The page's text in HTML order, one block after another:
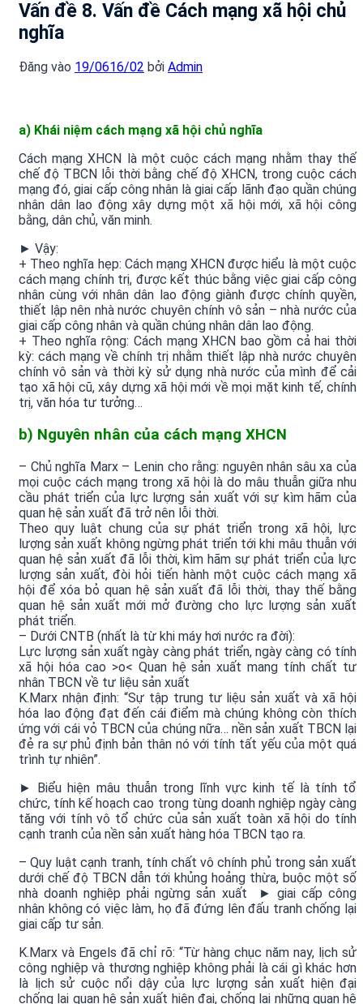
Vấn đề 8. Vấn đề Cách mạng xã hội chủ
nghĩa
Đăng vào 19/0616/02 bởi Admin
a) Khái niệm cách mạng xã hội chủ nghĩa
Cách mạng XHCN là một cuộc cách mạng nhằm thay thế
chế độ TBCN lỗi thời bằng chế độ XHCN, trong cuộc cách
mạng đó, giai cấp công nhân là giai cấp lãnh đạo quần chúng
nhân dân lao động xây dựng một xã hội mới, xã hội công
bằng, dân chủ, văn minh.
► Vậy:
+ Theo nghĩa hẹp: Cách mạng XHCN được hiểu là một cuộc
cách mạng chính trị, được kết thúc bằng việc giai cấp công
nhân cùng với nhân dân lao động giành được chính quyền,
thiết lập nên nhà nước chuyên chính vô sản – nhà nước của
giai cấp công nhân và quần chúng nhân dân lao động.
+ Theo nghĩa rộng: Cách mạng XHCN bao gồm cả hai thời
kỳ: cách mạng về chính trị nhằm thiết lập nhà nước chuyên
chính vô sản và thời kỳ sử dụng nhà nước của mình để cải
tạo xã hội cũ, xây dựng xã hội mới về mọi mặt kinh tế, chính
trị, văn hóa tư tưởng…
b) Nguyên nhân của cách mạng XHCN
– Chủ nghĩa Marx – Lenin cho rằng: nguyên nhân sâu xa của
mọi cuộc cách mạng trong xã hội là do mâu thuẫn giữa nhu
cầu phát triển của lực lượng sản xuất với sự kìm hãm của
quan hệ sản xuất đã trở nên lỗi thời.
Theo quy luật chung của sự phát triển trong xã hội, lực
lượng sản xuất không ngừng phát triển tới khi mâu thuẫn với
quan hệ sản xuất đã lỗi thời, kìm hãm sự phát triển của lực
lượng sản xuất, đòi hỏi tiến hành một cuộc cách mạng xã
hội để xóa bỏ quan hệ sản xuất đã lỗi thời, thay thế bằng
quan hệ sản xuất mới mở đường cho lực lượng sản xuất
phát triển.
– Dưới CNTB (nhất là từ khi máy hơi nước ra đời):
Lực lượng sản xuất ngày càng phát triển, ngày càng có tính
xã hội hóa cao >o< Quan hệ sản xuất mang tính chất tư
nhân TBCN về tư liệu sản xuất
K.Marx nhận định: “Sự tập trung tư liệu sản xuất và xã hội
hóa lao động đạt đến cái điểm mà chúng không còn thích
ứng với cái vỏ TBCN của chúng nữa… nền sản xuất TBCN lại
đẻ ra sự phủ định bản thân nó với tính tất yếu của một quá
trình tự nhiên”.
► Biểu hiện mâu thuẫn trong lĩnh vực kinh tế là tính tổ
chức, tính kế hoạch cao trong tùng doanh nghiệp ngày càng
tăng với tính vô tổ chức của sản xuất toàn xã hội do tính
cạnh tranh của nền sản xuất hàng hóa TBCN tạo ra.
– Quy luật cạnh tranh, tính chất vô chính phủ trong sản xuất
dưới chế độ TBCN dẫn tới khủng hoảng thừa, buộc một số
nhà doanh nghiệp phải ngừng sản xuất ► giai cấp công
nhân không có việc làm, họ đã đứng lên đấu tranh chống lại
giai cấp tư sản.
K.Marx và Engels đã chỉ rõ: “Từ hàng chục năm nay, lịch sử
công nghiệp và thương nghiệp không phải là cái gì khác hơn
là lịch sử cuộc nổi dậy của lực lượng sản xuất hiện đại
chống lại quan hệ sản xuất hiện đại, chống lại những quan hệ